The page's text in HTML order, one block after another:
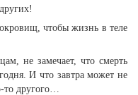
чтобы жизнь в теле
не замечает, что смерть
И что завтра может не
то другого…